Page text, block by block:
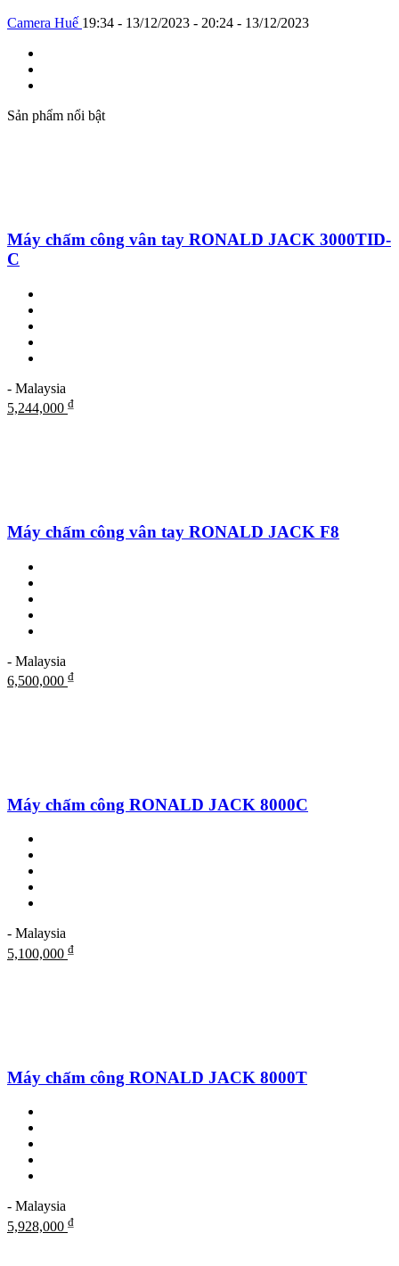
Camera Huế 19:34 - 13/12/2023 - 20:24 - 13/12/2023
Sản phẩm nổi bật
Máy chấm công vân tay RONALD JACK 3000TID-
C
- Malaysia
5,244,000 ₫
Máy chấm công vân tay RONALD JACK F8
- Malaysia
6,500,000 ₫
Máy chấm công RONALD JACK 8000C
- Malaysia
5,100,000 ₫
Máy chấm công RONALD JACK 8000T
- Malaysia
5,928,000 ₫